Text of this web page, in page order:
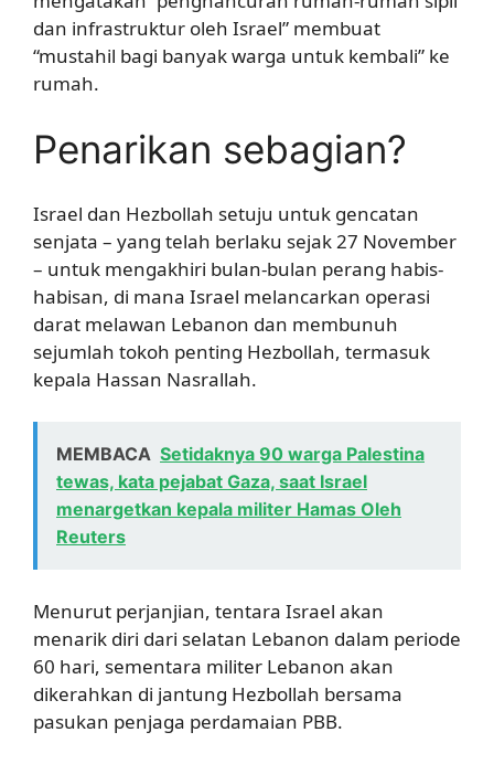
dan infrastruktur oleh Israel” membuat
“mustahil bagi banyak warga untuk kembali” ke
rumah.
Penarikan sebagian?
Israel dan Hezbollah setuju untuk gencatan
senjata – yang telah berlaku sejak 27 November
– untuk mengakhiri bulan-bulan perang habis-
habisan, di mana Israel melancarkan operasi
darat melawan Lebanon dan membunuh
sejumlah tokoh penting Hezbollah, termasuk
kepala Hassan Nasrallah.
MEMBACA Setidaknya 90 warga Palestina
tewas, kata pejabat Gaza, saat Israel
menargetkan kepala militer Hamas Oleh
Reuters
Menurut perjanjian, tentara Israel akan
menarik diri dari selatan Lebanon dalam periode
60 hari, sementara militer Lebanon akan
dikerahkan di jantung Hezbollah bersama
pasukan penjaga perdamaian PBB.